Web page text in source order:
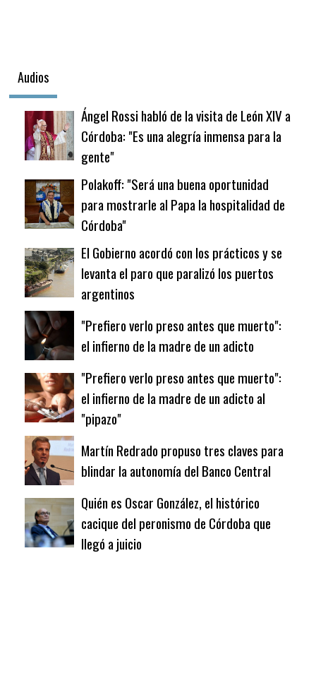
Audios
Ángel Rossi habló de la visita de León XIV a
Córdoba: "Es una alegría inmensa para la
gente"
Polakoff: "Será una buena oportunidad
para mostrarle al Papa la hospitalidad de
Córdoba"
El Gobierno acordó con los prácticos y se
levanta el paro que paralizó los puertos
argentinos
"Prefiero verlo preso antes que muerto":
el infierno de la madre de un adicto
"Prefiero verlo preso antes que muerto":
el infierno de la madre de un adicto al
"pipazo"
Martín Redrado propuso tres claves para
blindar la autonomía del Banco Central
Quién es Oscar González, el histórico
cacique del peronismo de Córdoba que
llegó a juicio